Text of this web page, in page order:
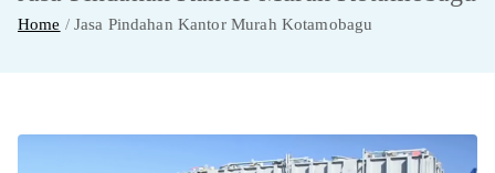
Home Jasa Pindahan Kantor Murah Kotamobagu